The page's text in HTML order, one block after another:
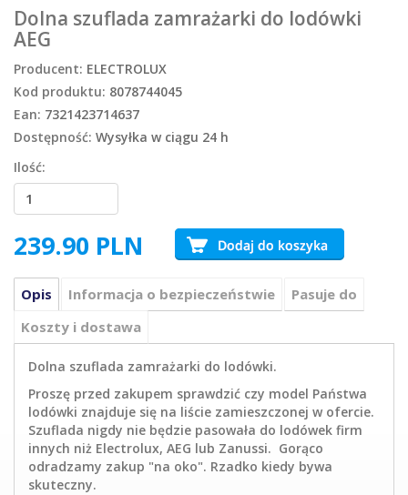
Dolna szuflada zamrażarki do lodówki
AEG
Producent: ELECTROLUX
Kod produktu: 8078744045
Ean: 7321423714637
Dostępność: Wysyłka w ciągu 24 h
Ilość:
239.90 PLN
Opis Informacja o bezpieczeństwie
Pasuje do
Koszty i dostawa
Dolna szuflada zamrażarki do lodówki.
Proszę przed zakupem sprawdzić czy model Państwa
lodówki znajduje się na liście zamieszczonej w ofercie.
Szuflada nigdy nie będzie pasowała do lodówek firm
innych niż Electrolux, AEG lub Zanussi. Gorąco
odradzamy zakup "na oko". Rzadko kiedy bywa
skuteczny.